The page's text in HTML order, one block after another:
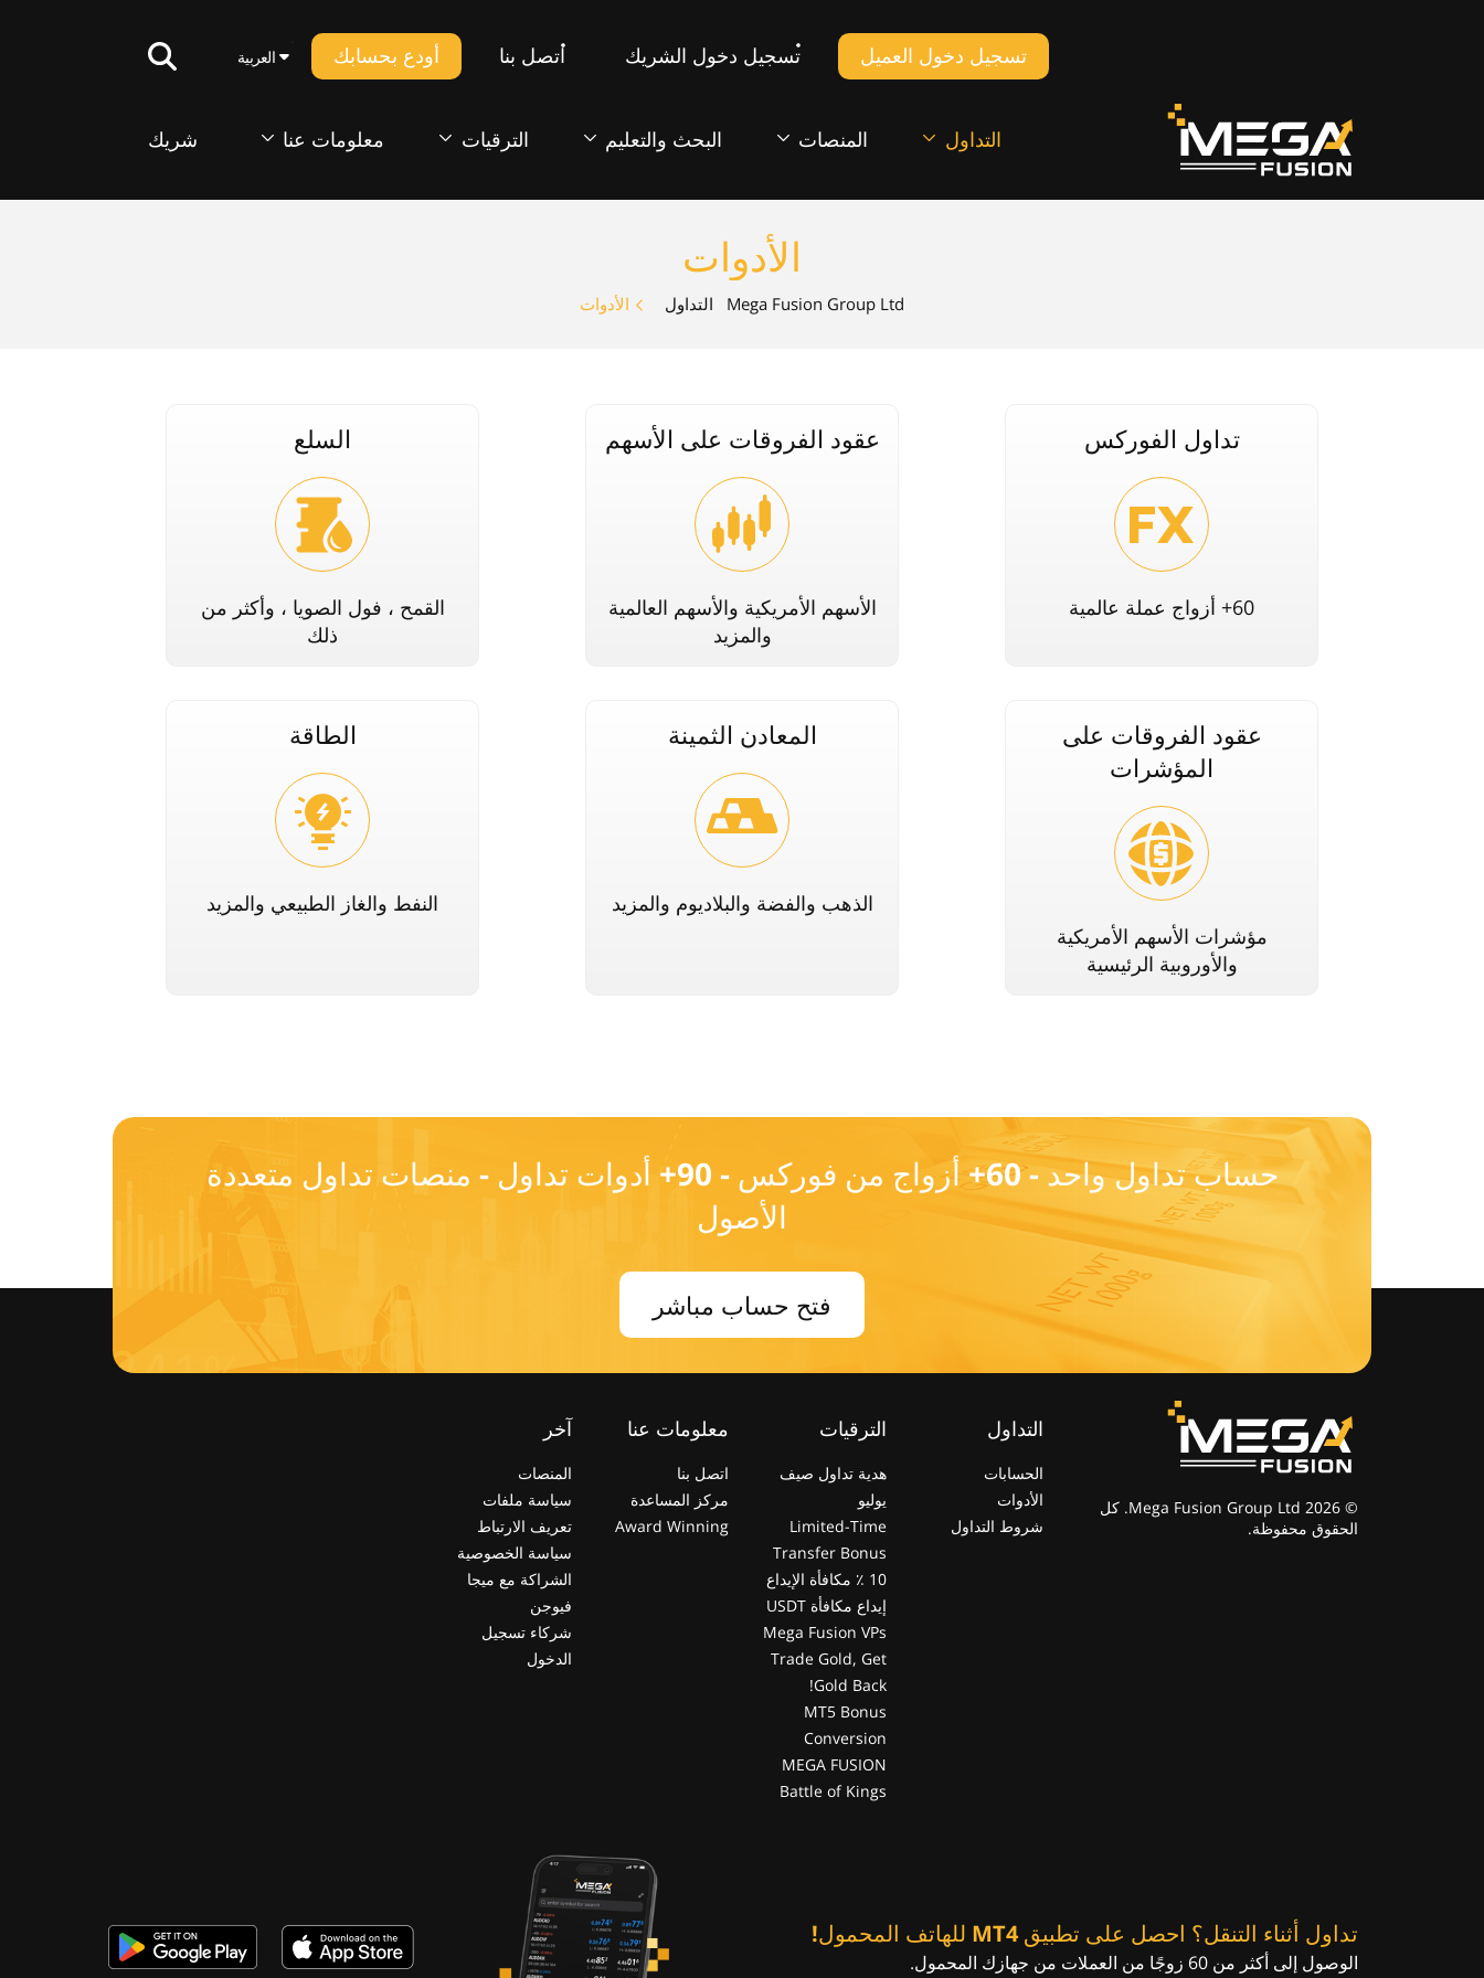
تسجيل دخول العميل تسجيل دخول الشريك اتصل بنا أودع بحسابك العربية
التداول المنصات البحث والتعليم الترقيات معلومات عنا شريك
الأدوات
Mega Fusion Group Ltd التداول الأدوات
تداول الفوركس
60+ أزواج عملة عالمية
عقود الفروقات على الأسهم
الأسهم الأمريكية والأسهم العالمية
والمزيد
السلع
القمح ، فول الصويا ، وأكثر من
ذلك
عقود الفروقات على
المؤشرات
مؤشرات الأسهم الأمريكية
والأوروبية الرئيسية
المعادن الثمينة
الذهب والفضة والبلاديوم والمزيد
الطاقة
النفط والغاز الطبيعي والمزيد
حساب تداول واحد - 60+ أزواج من فوركس - 90+ أدوات تداول - منصات تداول متعددة
الأصول
فتح حساب مباشر
© 2026 Mega Fusion Group Ltd. كل
الحقوق محفوظة.
التداول
الحسابات
الأدوات
شروط التداول
الترقيات
هدية تداول صيف
يوليو
Limited-Time
Transfer Bonus
10 ٪ مكافأة الإيداع
إيداع مكافأة USDT
Mega Fusion VPs
Trade Gold, Get
Gold Back!
MT5 Bonus
Conversion
MEGA FUSION
Battle of Kings
معلومات عنا
اتصل بنا
مركز المساعدة
Award Winning
آخر
المنصات
سياسة ملفات
تعريف الارتباط
سياسة الخصوصية
الشراكة مع ميجا
فيوجن
شركاء تسجيل
الدخول
تداول أثناء التنقل؟ احصل على تطبيق MT4 للهاتف المحمول!
الوصول إلى أكثر من 60 زوجًا من العملات من جهازك المحمول.